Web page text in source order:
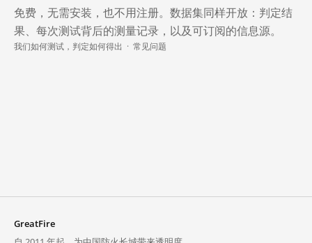
免费，无需安装，也不用注册。数据集同样开放：判定结
果、每次测试背后的测量记录，以及可订阅的信息源。
我们如何测试，判定如何得出 · 常见问题
GreatFire